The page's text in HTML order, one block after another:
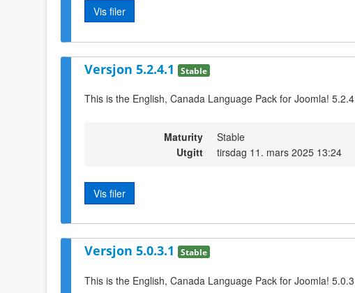
Vis filer
Versjon 5.2.4.1 Stable
This is the English, Canada Language Pack for Joomla! 5.2.4
Maturity
Stable
Utgitt
tirsdag 11. mars 2025 13:24
Vis filer
Versjon 5.0.3.1 Stable
This is the English, Canada Language Pack for Joomla! 5.0.3